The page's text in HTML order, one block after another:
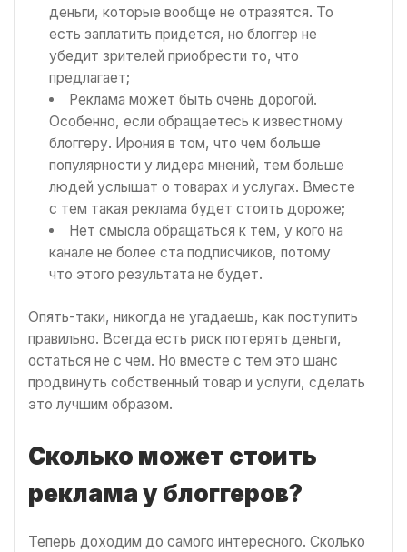
деньги, которые вообще не отразятся. То
есть заплатить придется, но блоггер не
убедит зрителей приобрести то, что
предлагает;
Реклама может быть очень дорогой.
Особенно, если обращаетесь к известному
блоггеру. Ирония в том, что чем больше
популярности у лидера мнений, тем больше
людей услышат о товарах и услугах. Вместе
с тем такая реклама будет стоить дороже;
Нет смысла обращаться к тем, у кого на
канале не более ста подписчиков, потому
что этого результата не будет.
Опять-таки, никогда не угадаешь, как поступить
правильно. Всегда есть риск потерять деньги,
остаться не с чем. Но вместе с тем это шанс
продвинуть собственный товар и услуги, сделать
это лучшим образом.
Сколько может стоить
реклама у блоггеров?
Теперь доходим до самого интересного. Сколько